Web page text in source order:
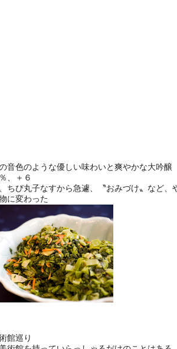
音色のような優しい味わいと爽やかな大吟醸
、＋６
ちび丸子なすから急遽、〝おみづけ〟など、
に変わった
館巡り